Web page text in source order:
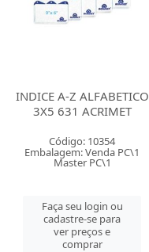
INDICE A-Z ALFABETICO
3X5 631 ACRIMET
Código: 10354
Embalagem: Venda PC\1
Master PC\1
Faça seu login ou
cadastre-se para
ver preços e
comprar